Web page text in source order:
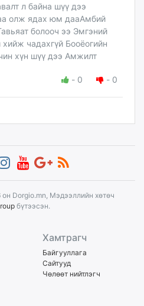
л байна шүү дээ
олж ядах юм дааАмбий
болооч ээ Эмгэний
хийж чадахгүй Бооёогийн
хүн шүү дээ Амжилт
- 0 - 0
Dorgio.mn, Мэдээллийн хөтөч
бүтээсэн.
Хамтрагч
Байгууллага
Сайтууд
Чөлөөт нийтлэгч